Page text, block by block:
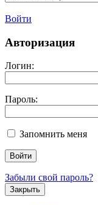
Войти
Авторизация
Логин:
Пароль:
Запомнить меня
Забыли свой пароль?
Закрыть